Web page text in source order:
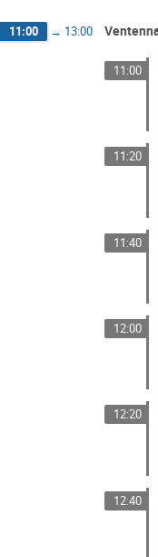
11:00 → 13:00
11:00
11:20
11:40
12:00
12:20
12:40